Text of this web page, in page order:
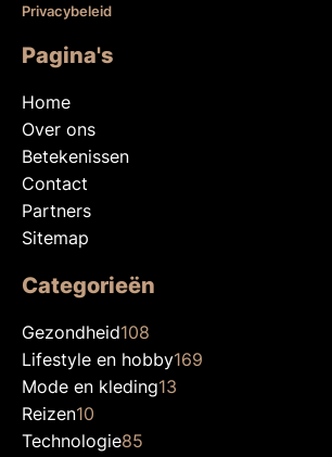
Privacybeleid
Pagina's
Home
Over ons
Betekenissen
Contact
Partners
Sitemap
Categorieën
Gezondheid108
Lifestyle en hobby169
Mode en kleding13
Reizen10
Technologie85